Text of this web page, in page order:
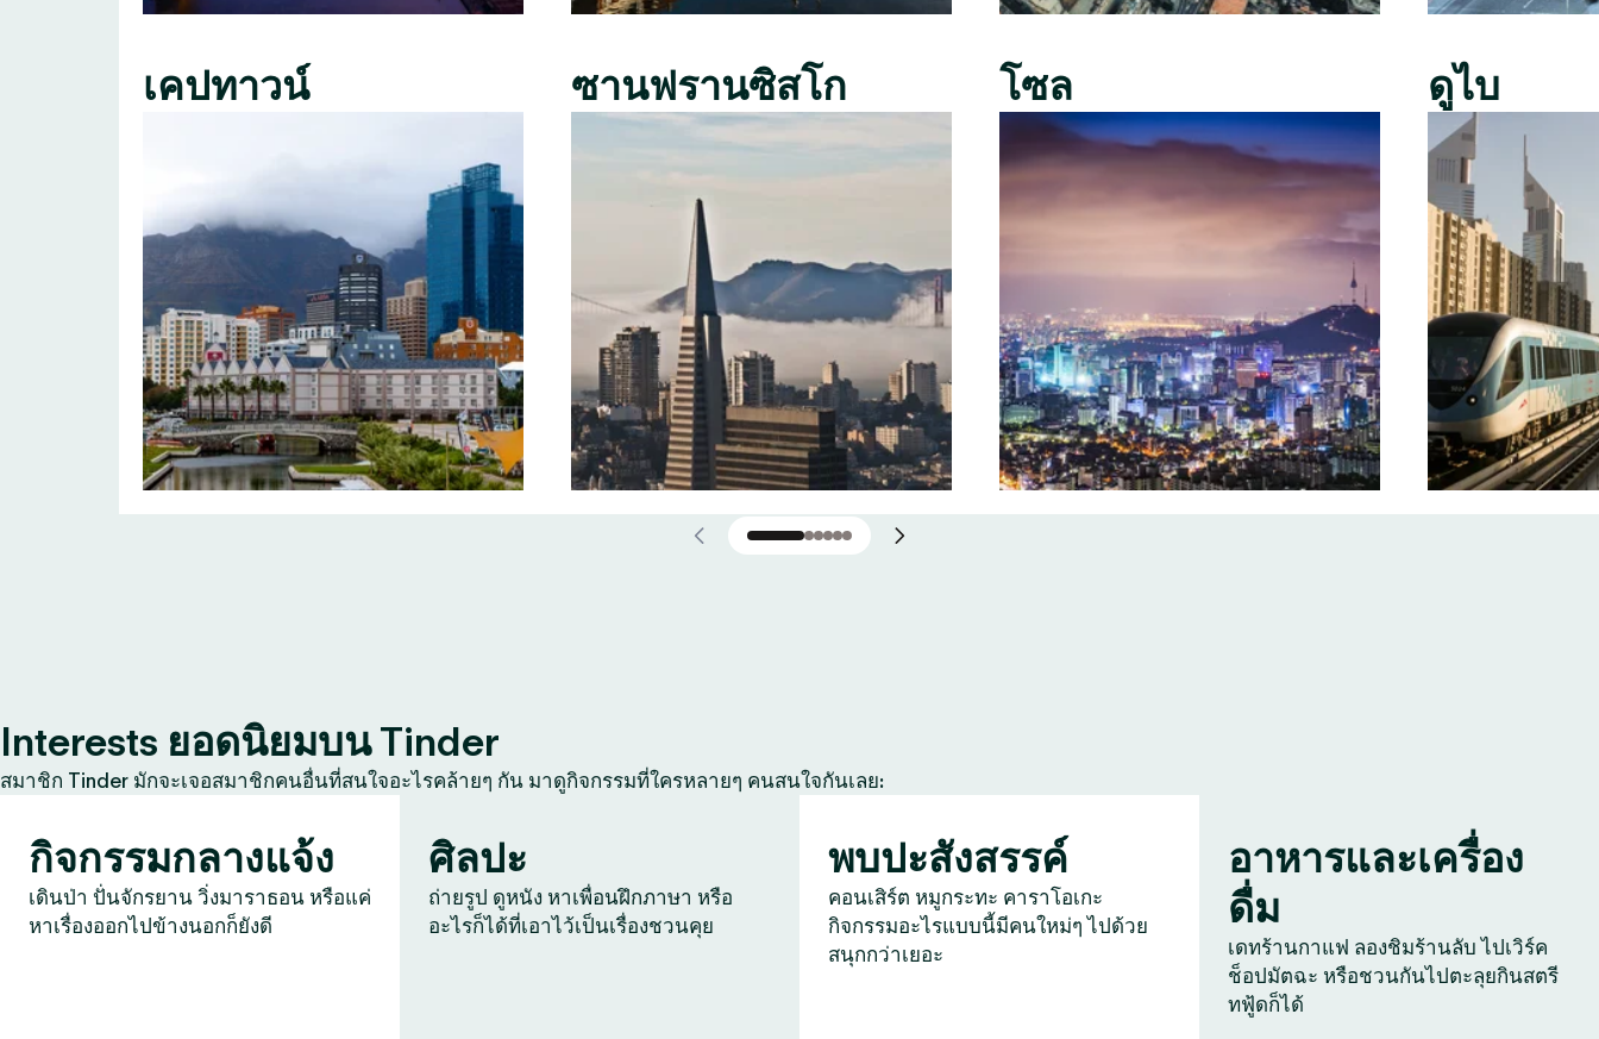
เคปทาวน์ ซานฟรานซิสโก โซล ดูไบ
Interests ยอดนิยมบน Tinder
สมาชิก Tinder มักจะเจอสมาชิกคนอื่นที่สนใจอะไรคล้ายๆ กัน มาดูกิจกรรมที่ใครหลายๆ คนสนใจกันเลย:
กิจกรรมกลางแจ้ง
เดินป่า ปั่นจักรยาน วิ่งมาราธอน หรือแค่
หาเรื่องออกไปข้างนอกก็ยังดี
ศิลปะ
ถ่ายรูป ดูหนัง หาเพื่อนฝึกภาษา หรือ
อะไรก็ได้ที่เอาไว้เป็นเรื่องชวนคุย
พบปะสังสรรค์
คอนเสิร์ต หมูกระทะ คาราโอเกะ
กิจกรรมอะไรแบบนี้มีคนใหม่ๆ ไปด้วย
สนุกกว่าเยอะ
อาหารและเครื่อง
ดื่ม
เดทร้านกาแฟ ลองชิมร้านลับ ไปเวิร์ค
ช็อปมัตฉะ หรือชวนกันไปตะลุยกินสตรี
ทฟู้ดก็ได้